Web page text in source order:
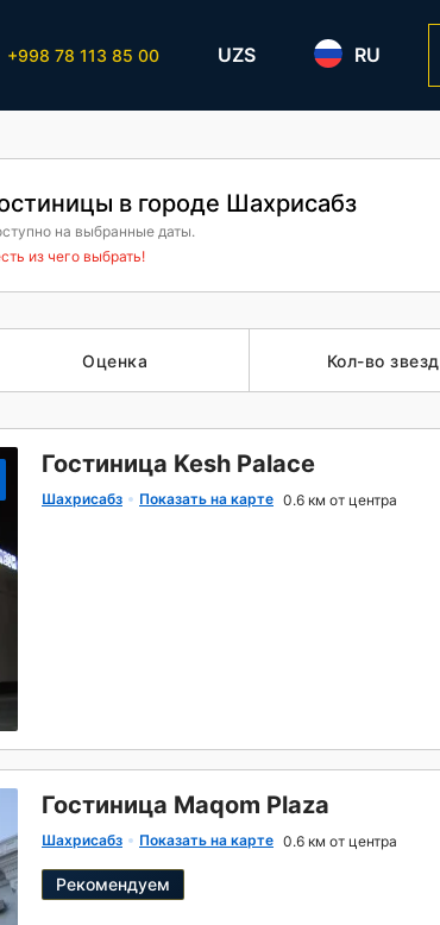
+998 78 113 85 00 UZS RU
в городе Шахрисабз
на выбранные даты.
из чего выбрать!
Оценка Кол-во звезд
Гостиница Kesh Palace
Шахрисабз Показать на карте 0.6 км от центра
Гостиница Maqom Plaza
Шахрисабз Показать на карте 0.6 км от центра
Рекомендуем